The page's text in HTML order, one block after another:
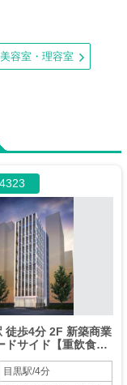
美容室・理容室
歩4分 2F 新築商業
ドサイド【重飲食
目黒駅/4分